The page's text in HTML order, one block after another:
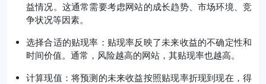
益情况。这通常需要考虑网站的成长趋势、市场环境、竞
争状况等因素。
选择合适的贴现率：贴现率反映了未来收益的不确定性和
时间价值。通常，风险越高的网站，其贴现率也越高。
计算现值：将预测的未来收益按照贴现率折现到现在，得